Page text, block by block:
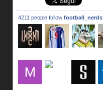
4211 people follow football_nerds